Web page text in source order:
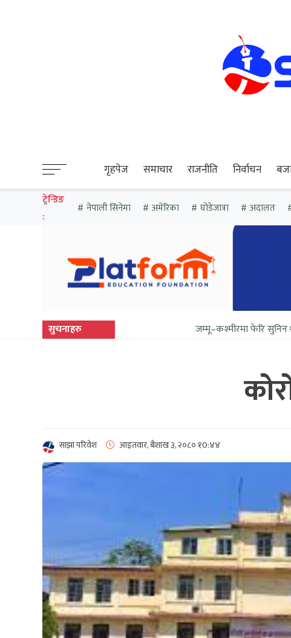
गृहपेज समाचार राजनीति निर्वाचन
ट्रेन्डिङ
:
नेपाली सिनेमा अमेरिका घोडेजात्रा अदालत
सुचनाहरु जम्मू–कश्मीरमा फेरि सुनिन थाल्यो गोली र
साझा परिवेश आइतवार, बैशाख ३, २०८० १0:४४